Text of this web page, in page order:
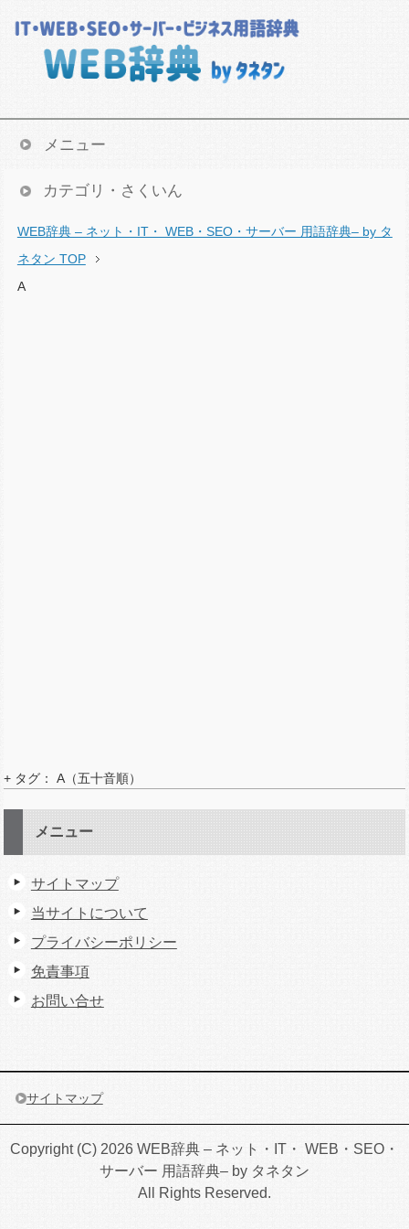
メニュー
カテゴリ・さくいん
WEB辞典 – ネット・IT・ WEB・SEO・サーバー 用語辞典– by タ
ネタン TOP
A
+ タグ： A（五十音順）
メニュー
サイトマップ
当サイトについて
プライバシーポリシー
免責事項
お問い合せ
サイトマップ
Copyright (C) 2026 WEB辞典 – ネット・IT・ WEB・SEO・
サーバー 用語辞典– by タネタン
All Rights Reserved.